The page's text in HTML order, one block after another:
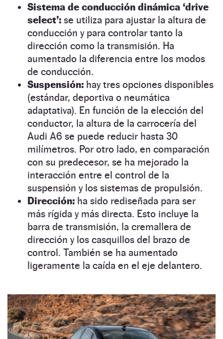
Sistema de conducción dinámica ‘drive
select’: se utiliza para ajustar la altura de
conducción y para controlar tanto la
dirección como la transmisión. Ha
aumentado la diferencia entre los modos
de conducción.
Suspensión: hay tres opciones disponibles
(estándar, deportiva o neumática
adaptativa). En función de la elección del
conductor, la altura de la carrocería del
Audi A6 se puede reducir hasta 30
milímetros. Por otro lado, en comparación
con su predecesor, se ha mejorado la
interacción entre el control de la
suspensión y los sistemas de propulsión.
Dirección: ha sido rediseñada para ser
más rígida y más directa. Esto incluye la
barra de transmisión, la cremallera de
dirección y los casquillos del brazo de
control. También se ha aumentado
ligeramente la caída en el eje delantero.